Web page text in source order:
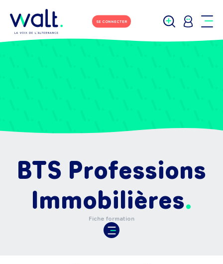
SE CONNECTER
BTS Professions
Immobilières
Fiche formation